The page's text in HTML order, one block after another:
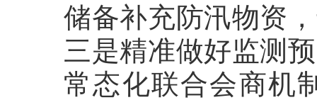
储备补充防汛物资
三是精准做好监测
常态化联合会商机